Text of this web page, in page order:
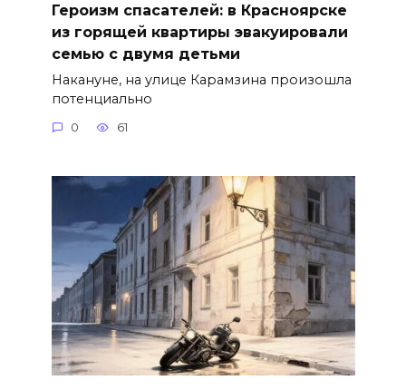
Героизм спасателей: в Красноярске
из горящей квартиры эвакуировали
семью с двумя детьми
Накануне, на улице Карамзина произошла
потенциально
0 61